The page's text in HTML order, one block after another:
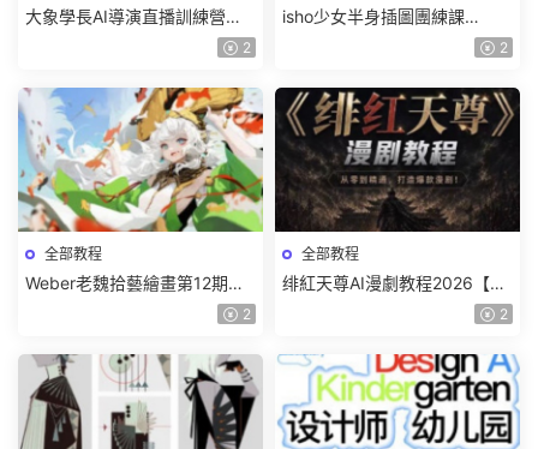
大象學長AI導演直播訓練營第4
期2026【畫質高清有資料】 2
isho少女半身插圖團練課
2026【畫質高清隻有視頻】 2
全部教程
Weber老魏拾藝繪畫第12期角
色特訓班【畫質不錯隻有視
2
全部教程
绯紅天尊AI漫劇教程2026【畫
2